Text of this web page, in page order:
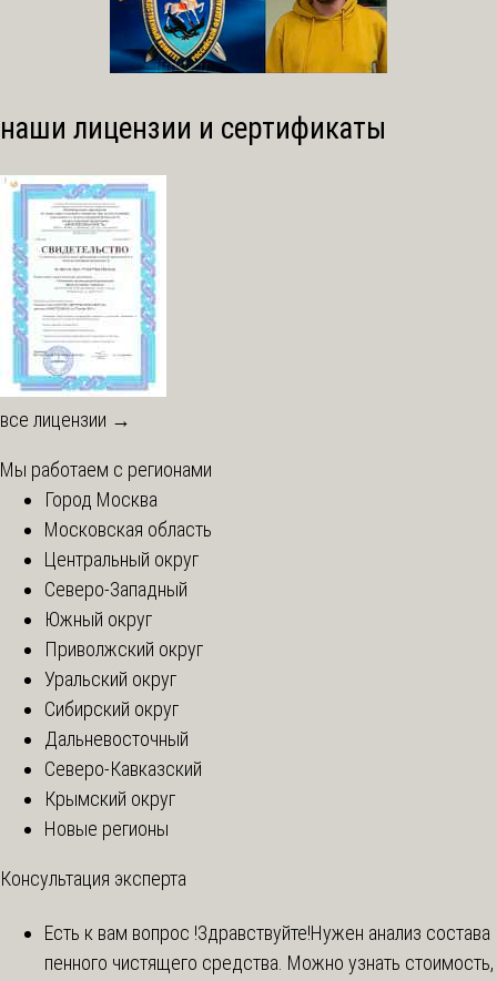
наши лицензии и сертификаты
все лицензии →
Мы работаем с регионами
Город Москва
Московская область
Центральный округ
Северо-Западный
Южный округ
Приволжский округ
Уральский округ
Сибирский округ
Дальневосточный
Северо-Кавказский
Крымский округ
Новые регионы
Консультация эксперта
Есть к вам вопрос !Здравствуйте!Нужен анализ состава
пенного чистящего средства. Можно узнать стоимость,